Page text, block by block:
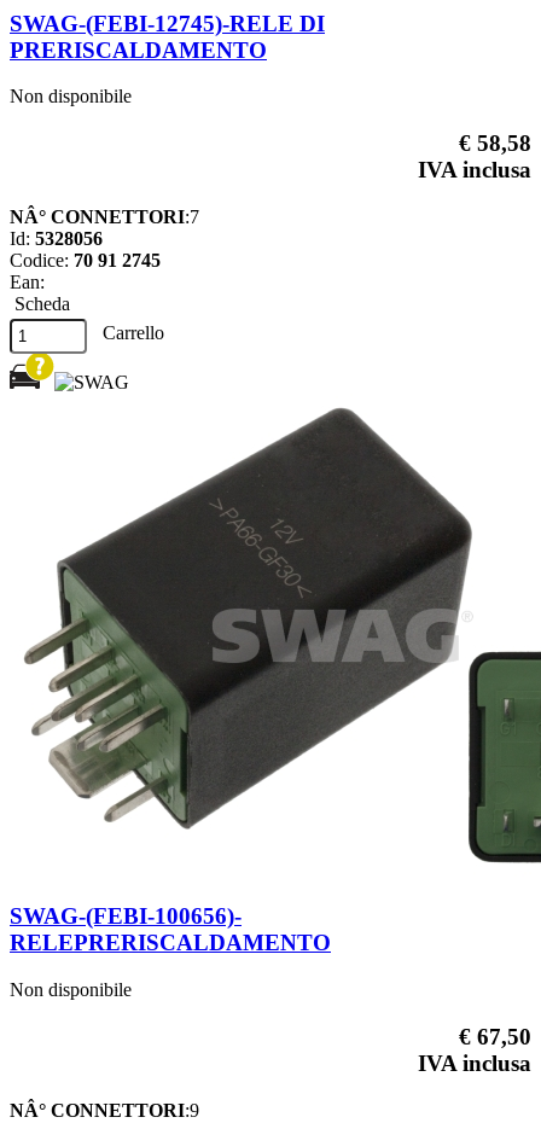
SWAG-(FEBI-12745)-RELE DI
PRERISCALDAMENTO
Non disponibile
€ 58,58
IVA inclusa
NÂ° CONNETTORI:7
Id: 5328056
Codice: 70 91 2745
Ean:
Scheda
Carrello
SWAG-(FEBI-100656)-
RELEPRERISCALDAMENTO
Non disponibile
€ 67,50
IVA inclusa
NÂ° CONNETTORI:9